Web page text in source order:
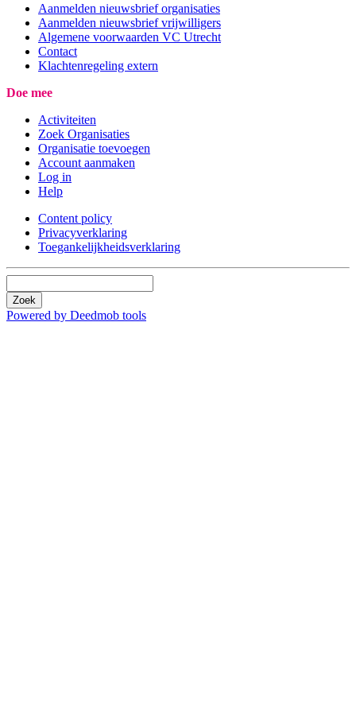
Aanmelden nieuwsbrief organisaties
Aanmelden nieuwsbrief vrijwilligers
Algemene voorwaarden VC Utrecht
Contact
Klachtenregeling extern
Doe mee
Activiteiten
Zoek Organisaties
Organisatie toevoegen
Account aanmaken
Log in
Help
Content policy
Privacyverklaring
Toegankelijkheidsverklaring
Zoek
Powered by Deedmob tools